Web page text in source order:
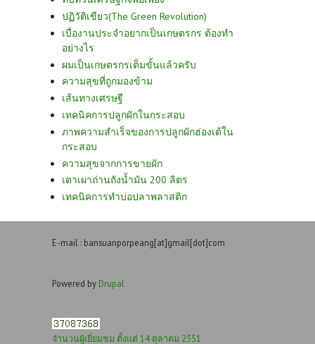
ปฏิวัติเขียว(The Green Revolution)
เบื่องานประจำอยากเป็นเกษตรกร ต้องทำ
อย่างไร
ผมเป็นเกษตรกรเต็มขั้นแล้วครับ
ความสุขที่ถูกมองข้าม
เส้นทางเศรษฐี
เทคนิคการปลูกผักในกระสอบ
ภาพความสำเร็จของการปลูกผักฮ่องเต้ใน
กระสอบ
ความสุขจากการขายผัก
เตาเผาถ่านถังน้ำมัน 200 ลิตร
เทคนิคการทำบ่อปลาพลาสติก
E-mail : bansuanporpeang[at]gmail[dot]com
Powered by Drupal
จำนวนผู้เยี่ยมชม ตั้งแต่ 14 ตุลาคม 2551